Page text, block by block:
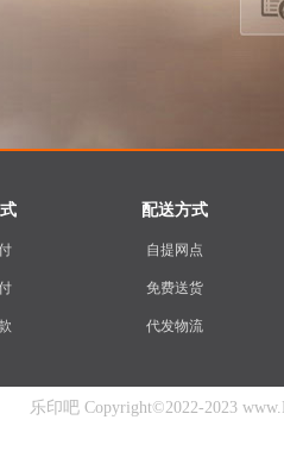
配送方式
自提网点
免费送货
代发物流
乐印吧 Copyright©2022-2023